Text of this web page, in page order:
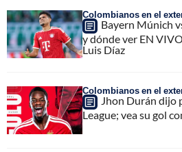
Colombianos en el
Bayern Múnich
y dónde ver EN
Luis Díaz
Colombianos en el
Jhon Durán dijo
League; vea su gol